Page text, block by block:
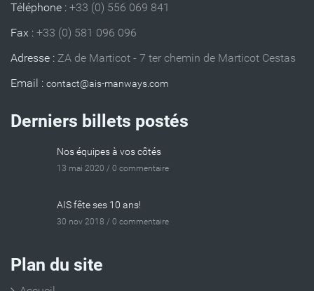
Téléphone : +33 (0) 556 069 841
Fax : +33 (0) 581 096 096
Adresse : ZA de Marticot - 7 ter chemin de Marticot Cestas
Email :
Derniers billets postés
Nos équipes à vos côtés
13 mai 2020 / 0 commentaire
AIS fête ses 10 ans!
30 nov 2018 / 0 commentaire
Plan du site